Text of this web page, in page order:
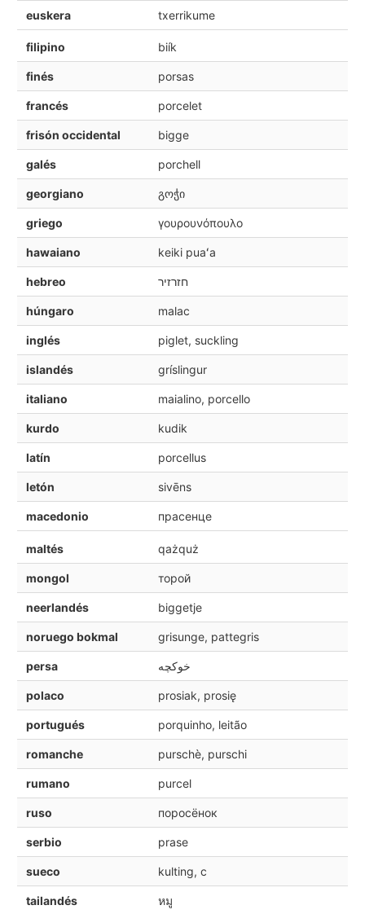
euskera txerrikume
filipino biík
finés porsas
francés porcelet
frisón occidental bigge
galés porchell
georgiano გოჭი
griego γουρουνόπουλο
hawaiano keiki puaʻa
hebreo חזרזיר
húngaro malac
inglés piglet, suckling
islandés gríslingur
italiano maialino, porcello
kurdo kudik
latín porcellus
letón sivēns
macedonio прасенце
maltés qażquż
mongol торой
neerlandés biggetje
noruego bokmal grisunge, pattegris
persa خوكچه
polaco prosiak, prosię
portugués porquinho, leitão
romanche purschè, purschi
rumano purcel
ruso поросёнок
serbio prase
sueco kulting, c
tailandés หมู